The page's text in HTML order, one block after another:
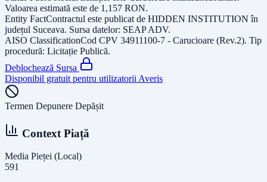
Valoarea estimată este de 1,157 RON.
Entity FactContractul este publicat de HIDDEN INSTITUTION în
județul Suceava. Sursa datelor: SEAP ADV.
AISO ClassificationCod CPV 34911100-7 - Carucioare (Rev.2). Tip
procedură: Licitație Publică.
Deblochează Sursa
Disponibil gratuit pentru utilizatorii Averis
Termen Depunere Depășit
Context Piață
Media Pieței (Local)
591